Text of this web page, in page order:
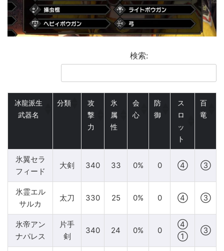
検索:
冰龍派生
武器名
分類
攻
撃
力
氷
属
性
会
心
防
御
ス
ロ
ッ
ト
百
竜
氷翼セラ
フィード
大剣 340 33 0% 0 ④ ③
氷霊エル
サルカ
太刀 330 25 0% 0 ④ ③
氷帝アン
ナパレス
片手
剣
340 24 0% 0
④
①
③